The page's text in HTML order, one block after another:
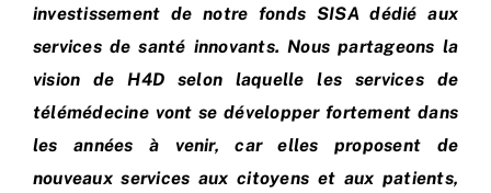
investissement de notre fonds SISA dédié aux
services de santé innovants. Nous partageons la
vision de H4D selon laquelle les services de
télémédecine vont se développer fortement dans
les années à venir, car elles proposent de
nouveaux services aux citoyens et aux patients,